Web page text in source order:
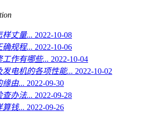
丈量... 2022-10-08
规程... 2022-10-06
作有哪些... 2022-10-04
电机的各项性能... 2022-10-02
缘由... 2022-09-30
办法... 2022-09-28
算钱... 2022-09-26